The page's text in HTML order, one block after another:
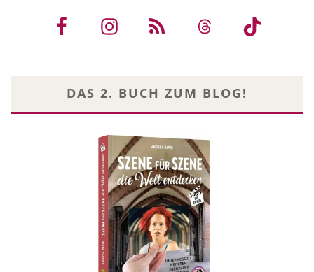
DAS 2. BUCH ZUM BLOG!